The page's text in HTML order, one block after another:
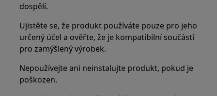
dospělí.
Ujistěte se, že produkt používáte pouze pro jeho
určený účel a ověřte, že je kompatibilní součástí
pro zamýšlený výrobek.
Nepoužívejte ani neinstalujte produkt, pokud je
poškozen.